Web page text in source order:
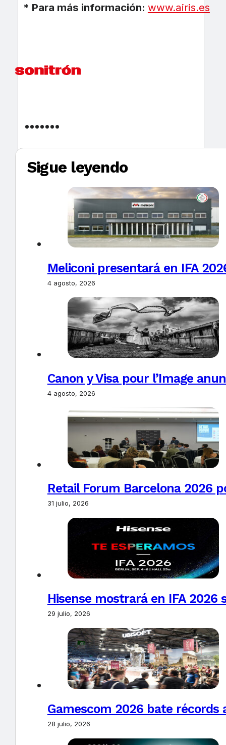
* Para más información: www.airis.es
Sigue leyendo
Meliconi presentará en IFA
4 agosto, 2026
Canon y Visa pour l’Image
4 agosto, 2026
Retail Forum Barcelona 2026
31 julio, 2026
Hisense mostrará en IFA
29 julio, 2026
Gamescom 2026 bate récords
28 julio, 2026